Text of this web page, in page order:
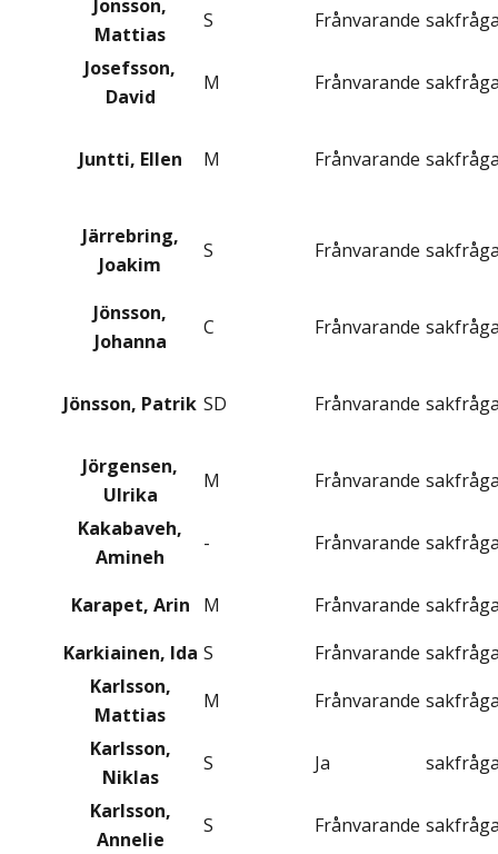
Jonsson,
Mattias
S Frånvarande
Josefsson,
David
M Frånvarande
Juntti, Ellen M Frånvarande
Järrebring,
Joakim
S Frånvarande
Jönsson,
Johanna
C Frånvarande
Jönsson, Patrik SD Frånvarande
Jörgensen,
Ulrika
M Frånvarande
Kakabaveh,
Amineh
- Frånvarande
Karapet, Arin M Frånvarande
Karkiainen, Ida S Frånvarande
Karlsson,
Mattias
M Frånvarande
Karlsson,
Niklas
S Ja
Karlsson,
Annelie
S Frånvarande